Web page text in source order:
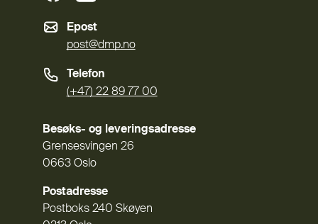
Epost
post@dmp.no
Telefon
(+47) 22 89 77 00
Besøks- og leveringsadresse
Grensesvingen 26
0663 Oslo
Postadresse
Postboks 240 Skøyen